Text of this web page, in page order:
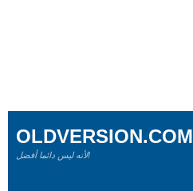
OLDVERSION.COM
لأنه ليس دائما أفضل!